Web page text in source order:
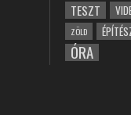
TESZT
ZÖLD
ÓRA